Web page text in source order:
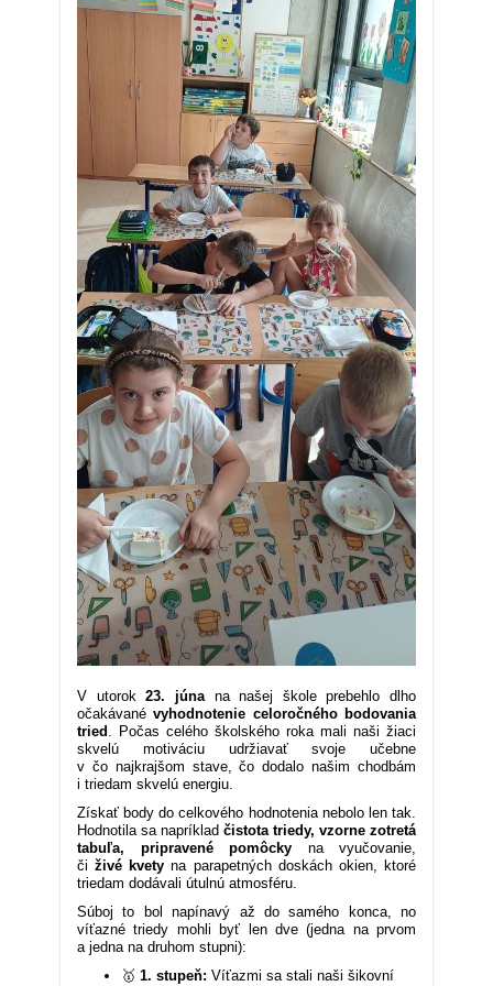
V utorok23. júnana našej škole prebehlo dlho
očakávanévyhodnotenie celoročného bodovania
tried
. Počas celého školského roka mali naši žiaci
skvelú motiváciu udržiavať svoje učebne
v čo najkrajšom stave, čo dodalo našim chodbám
i triedam skvelú energiu.
Získať body do celkového hodnotenia nebolo len tak.
Hodnotila sa napríklad čistota triedy, vzorne zotretá
tabuľa, pripravené pomôcky na vyučovanie,
čiživé kvety na parapetných doskách okien, ktoré
triedam dodávali útulnú atmosféru.
Súboj to bol napínavý až do samého konca, no
víťazné triedy mohli byť len dve (jedna na prvom
a jedna na druhom stupni):
🥇 1. stupeň: Víťazmi sa stali naši šikovní